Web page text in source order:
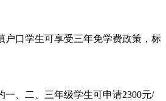
户口学生可享受三年免学费政策，标
一、二、三年级学生可申请2300元/